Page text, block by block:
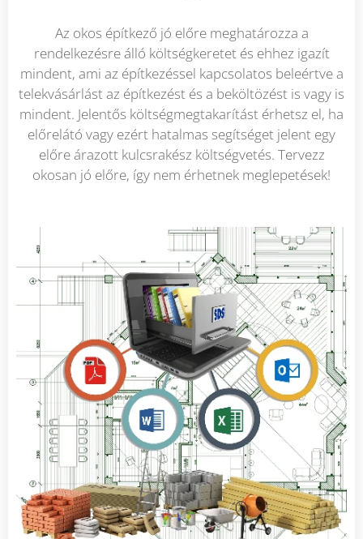
Az okos építkező jó előre meghatározza a
rendelkezésre álló költségkeretet és ehhez igazít
mindent, ami az építkezéssel kapcsolatos beleértve a
telekvásárlást az építkezést és a beköltözést is vagy is
mindent. Jelentős költségmegtakarítást érhetsz el, ha
előrelátó vagy ezért hatalmas segítséget jelent egy
előre árazott kulcsrakész költségvetés. Tervezz
okosan jó előre, így nem érhetnek meglepetések!